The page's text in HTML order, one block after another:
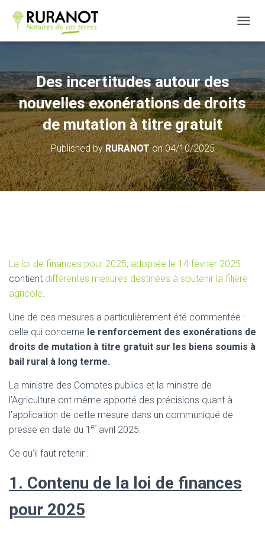
Des incertitudes autour des
nouvelles exonérations de droits
de mutation à titre gratuit
Published byRURANOTon04/10/2025
La loi de finances pour 2025, adoptée le 14 février 2025
contient différentes mesures destinées à soutenir la filière
agricole.
Une de ces mesures a particulièrement été commentée :
celle qui concerne le renforcement des exonérations de
droits de mutation à titre gratuit sur les biens soumis à
bail rural à long terme.
La ministre des Comptes publics et la ministre de
l’Agriculture ont même apporté des précisions quant à
l’application de cette mesure dans un communiqué de
presse en date du 1 er avril 2025.
Ce qu’il faut retenir :
1. Contenu de la loi de finances
pour 2025